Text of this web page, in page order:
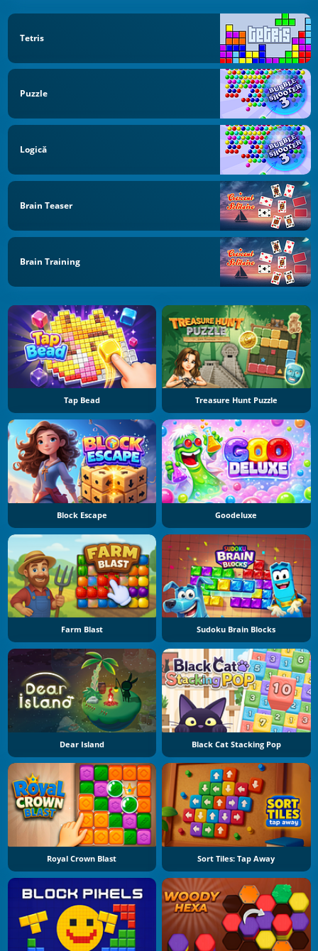
Tetris
Puzzle
Logică
Brain Teaser
Brain Training
Tap Bead Treasure Hunt Puzzle
Block Escape Goodeluxe
Farm Blast Sudoku Brain Blocks
Dear Island Black Cat Stacking Pop
Royal Crown Blast Sort Tiles: Tap Away